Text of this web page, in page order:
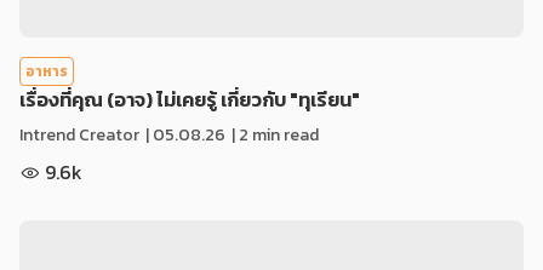
อาหาร
เรื่องที่คุณ (อาจ) ไม่เคยรู้ เกี่ยวกับ "ทุเรียน"
Intrend Creator |05.08.26 | 2 min read
9.6k